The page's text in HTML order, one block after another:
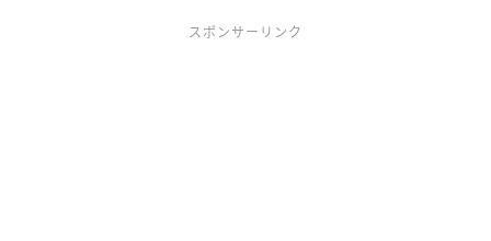
スポンサーリンク